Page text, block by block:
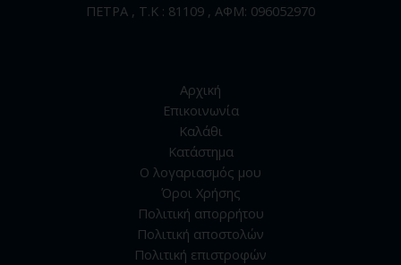
ΠΕΤΡΑ , Τ.Κ : 81109 , ΑΦΜ: 096052970
Αρχική
Επικοινωνία
Καλάθι
Κατάστημα
Ο λογαριασμός μου
Όροι Χρήσης
Πολιτική απορρήτου
Πολιτική αποστολών
Πολιτική επιστροφών